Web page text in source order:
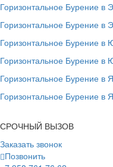
Горизонтальное Бурение в
Горизонтальное Бурение в
Горизонтальное Бурение в
Горизонтальное Бурение
Горизонтальное Бурение в
Горизонтальное Бурение в
СРОЧНЫЙ ВЫЗОВ
Заказать звонок
Позвонить